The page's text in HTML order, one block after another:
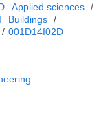
Applied sciences /
Buildings /
/ 001D14I02D